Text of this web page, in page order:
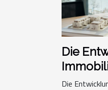
Die
Die